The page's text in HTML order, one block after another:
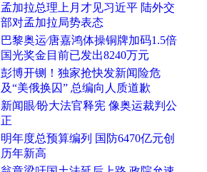
孟加拉总理上月才见习近平 陆外交
部对孟加拉局势表态
巴黎奥运∕唐嘉鸿体操铜牌加码1.5倍
国光奖金目前已发出8240万元
彭博开铡！独家抢快发新闻险危
及“美俄换囚” 总编向人质道歉
新闻眼∕盼大法官释宪 像奥运裁判公
正
明年度总预算编列 国防6470亿元创
历年新高